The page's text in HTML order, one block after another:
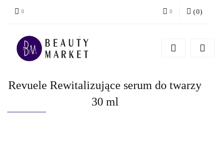
Zarejestruj się
(0)
Revuele Rewitalizujące serum do twarzy
30 ml